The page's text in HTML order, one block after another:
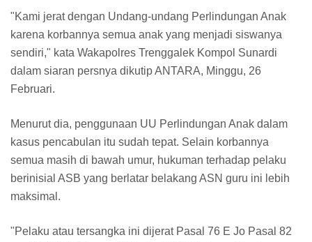
"Kami jerat dengan Undang-undang Perlindungan Anak
karena korbannya semua anak yang menjadi siswanya
sendiri," kata Wakapolres Trenggalek Kompol Sunardi
dalam siaran persnya dikutip ANTARA, Minggu, 26
Februari.
Menurut dia, penggunaan UU Perlindungan Anak dalam
kasus pencabulan itu sudah tepat. Selain korbannya
semua masih di bawah umur, hukuman terhadap pelaku
berinisial ASB yang berlatar belakang ASN guru ini lebih
maksimal.
"Pelaku atau tersangka ini dijerat Pasal 76 E Jo Pasal 82